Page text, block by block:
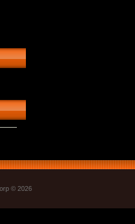
© 2026